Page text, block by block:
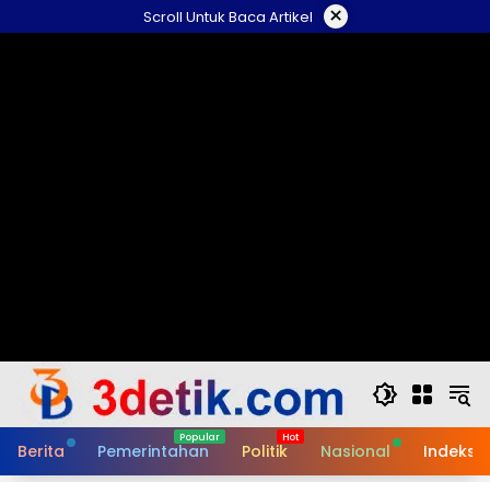
to
Scroll Untuk Baca Artikel ×
Berita Pemerintahan Politik Nasional Indeks